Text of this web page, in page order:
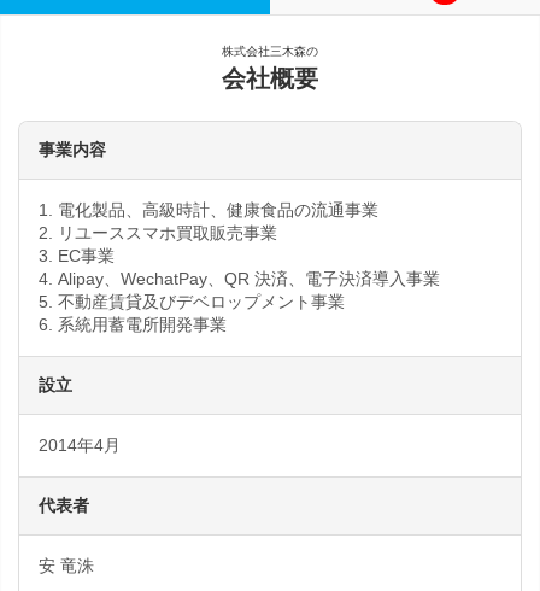
株式会社三木森の
会社概要
事業内容
1. 電化製品、高級時計、健康食品の流通事業
2. リユーススマホ買取販売事業
3. EC事業
4. Alipay、WechatPay、QR 決済、電子決済導入事業
5. 不動産賃貸及びデベロップメント事業
6. 系統用蓄電所開発事業
設立
2014年4月
代表者
安 竜洙